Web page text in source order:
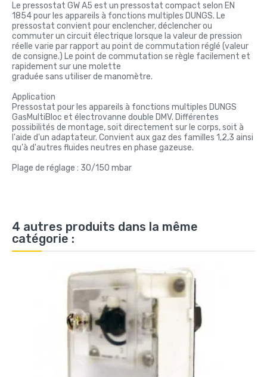
Le pressostat GW A5 est un pressostat compact selon EN
1854 pour les appareils à fonctions multiples DUNGS. Le
pressostat convient pour enclencher, déclencher ou
commuter un circuit électrique lorsque la valeur de pression
réelle varie par rapport au point de commutation réglé (valeur
de consigne.) Le point de commutation se règle facilement et
rapidement sur une molette
graduée sans utiliser de manomètre.
Application
Pressostat pour les appareils à fonctions multiples DUNGS
GasMultiBloc et électrovanne double DMV. Différentes
possibilités de montage, soit directement sur le corps, soit à
l'aide d'un adaptateur. Convient aux gaz des familles 1,2,3 ainsi
qu'à d'autres fluides neutres en phase gazeuse.
Plage de réglage : 30/150 mbar
4 autres produits dans la même
catégorie :